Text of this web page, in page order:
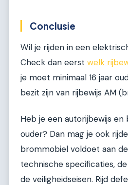
Conclusie
Wil je rijden in een
Check dan eerst welk
je moet minimaal 16 jaar
bezit zijn van rijbewijs AM
Heb je een autorijbewijs en
ouder? Dan mag je ook
brommobiel voldoet aan
technische specificaties,
de veiligheidseisen. Rijd